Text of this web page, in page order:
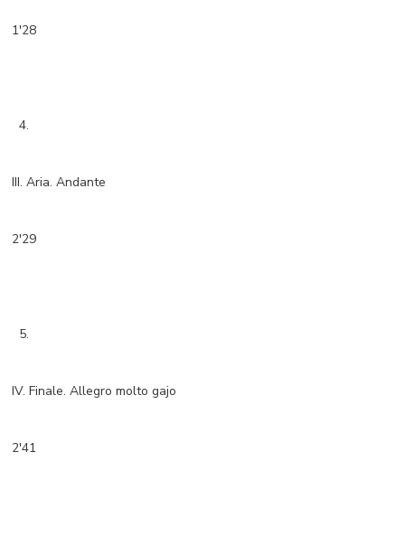
1'28
4.
III. Aria. Andante
2'29
5.
IV. Finale. Allegro molto gajo
2'41